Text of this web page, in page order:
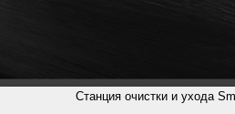
Станция очистки и ухода